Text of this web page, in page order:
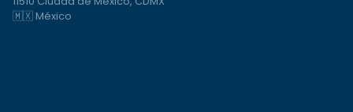
🇲🇽 México